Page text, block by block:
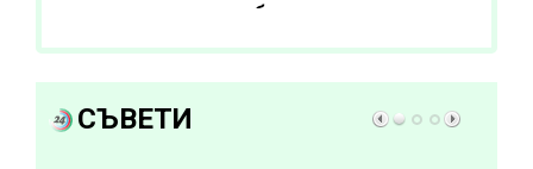
субстанции за
отслабване
СЪВЕТИ